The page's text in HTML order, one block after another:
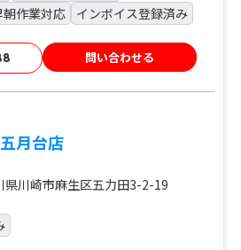
朝作業対応 インボイス登録済み
問い合わせる
月台店
川崎市麻生区五力田3-2-19